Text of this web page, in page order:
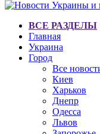
ВСЕ РАЗДЕЛЫ
Главная
Украина
Город
Все
Киев
Харьков
Днепр
Одесса
Львов